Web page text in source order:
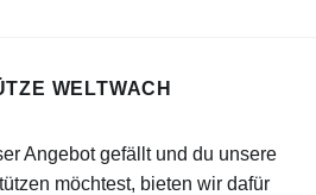
WELTWACH
Angebot gefällt und du unsere
möchtest, bieten wir dafür